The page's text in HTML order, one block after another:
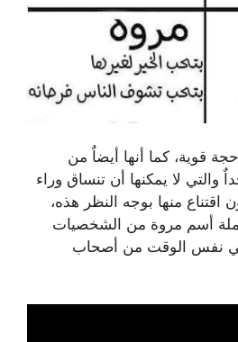
قوية، كما أنها أيضاٌ من
والتي لا يمكنها أن تنساق وراء
منها بوجه النظر هذه،
أسم مروة من الشخصيات
في نفس الوقت من أصحاب